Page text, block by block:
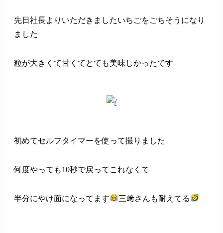
先日社長よりいただきましたいちごをごちそうになり
ました
粒が大きくて甘くてとても美味しかったです
初めてセルフタイマーを使って撮りました
何度やっても10秒で戻ってこれなくて
半分にやけ面になってます 三﨑さんも耐えてる